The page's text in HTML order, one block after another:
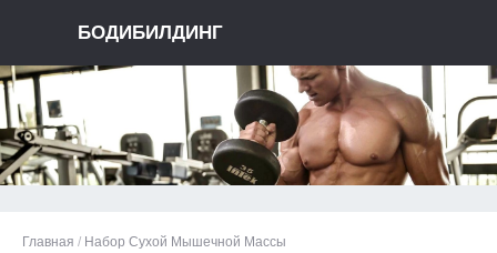
БОДИБИЛДИНГ
Главная / Набор Сухой Мышечной Массы